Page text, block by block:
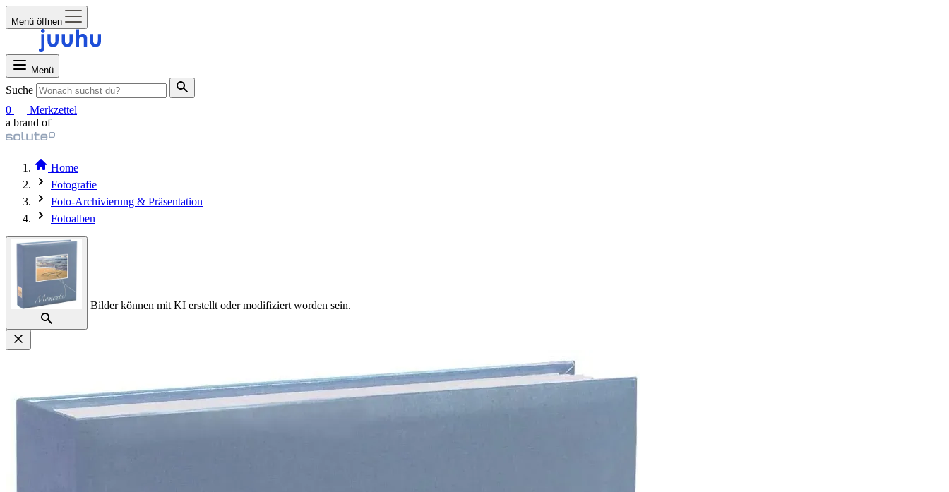
Menü öffnen
Menü
Suche
0
Merkzettel
a brand of
Home
Fotografie
Foto-Archivierung & Präsentation
Fotoalben
Bilder können mit KI erstellt oder modifiziert worden sein.